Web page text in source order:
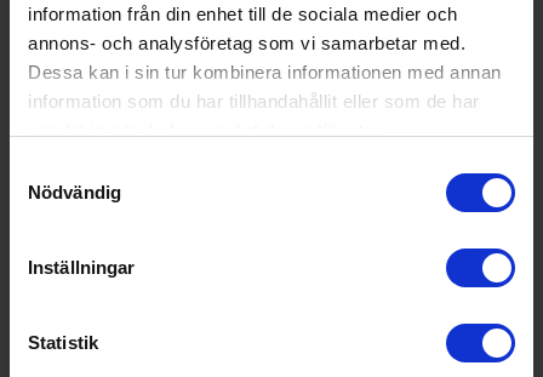
information från din enhet till de sociala medier och
annons- och analysföretag som vi samarbetar med.
Dessa kan i sin tur kombinera informationen med annan
information som du har tillhandahållit eller som de har
Nödvändig
Inställningar
Statistik
Specifikationer
Produktblad:
Höjd (cm):
EAN
8017709329662